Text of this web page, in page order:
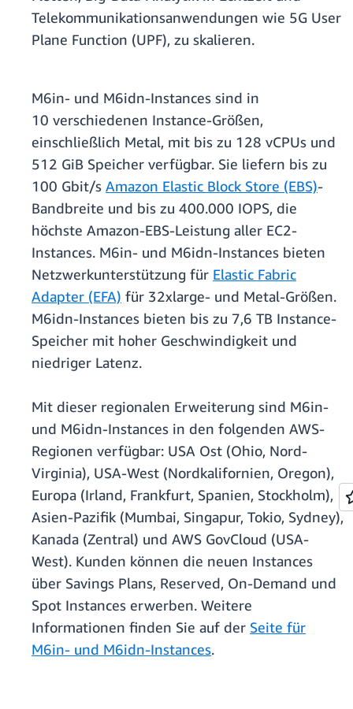
Telekommunikationsanwendungen wie 5G User
Plane Function (UPF), zu skalieren.
M6in- und M6idn-Instances sind in
10 verschiedenen Instance-Größen,
einschließlich Metal, mit bis zu 128 vCPUs und
512 GiB Speicher verfügbar. Sie liefern bis zu
100 Gbit/s Amazon Elastic Block Store (EBS)-
Bandbreite und bis zu 400.000 IOPS, die
höchste Amazon-EBS-Leistung aller EC2-
Instances. M6in- und M6idn-Instances bieten
Netzwerkunterstützung für Elastic Fabric
Adapter (EFA) für 32xlarge- und Metal-Größen.
M6idn-Instances bieten bis zu 7,6 TB Instance-
Speicher mit hoher Geschwindigkeit und
niedriger Latenz.
Mit dieser regionalen Erweiterung sind M6in-
und M6idn-Instances in den folgenden AWS-
Regionen verfügbar: USA Ost (Ohio, Nord-
Virginia), USA-West (Nordkalifornien, Oregon),
Europa (Irland, Frankfurt, Spanien, Stockholm),
Asien-Pazifik (Mumbai, Singapur, Tokio, Sydney),
Kanada (Zentral) und AWS GovCloud (USA-
West). Kunden können die neuen Instances
über Savings Plans, Reserved, On-Demand und
Spot Instances erwerben. Weitere
Informationen finden Sie auf der Seite für
M6in- und M6idn-Instances.